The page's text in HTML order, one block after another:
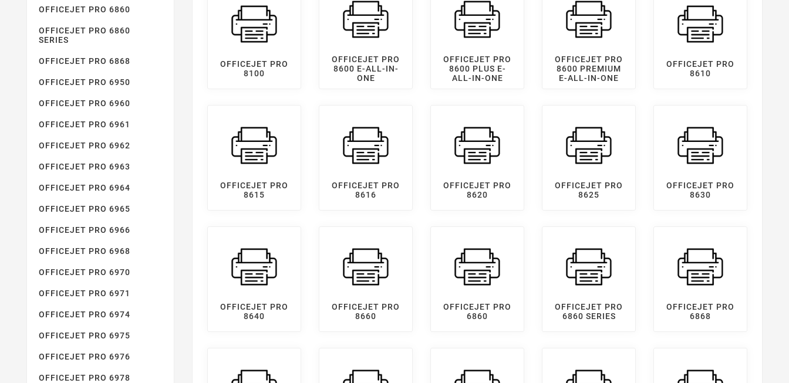
OFFICEJET PRO 6860
OFFICEJET PRO 6860
SERIES
OFFICEJET PRO 6868
OFFICEJET PRO 6950
OFFICEJET PRO 6960
OFFICEJET PRO 6961
OFFICEJET PRO 6962
OFFICEJET PRO 6963
OFFICEJET PRO 6964
OFFICEJET PRO 6965
OFFICEJET PRO 6966
OFFICEJET PRO 6968
OFFICEJET PRO 6970
OFFICEJET PRO 6971
OFFICEJET PRO 6974
OFFICEJET PRO 6975
OFFICEJET PRO 6976
OFFICEJET PRO 6978
OFFICEJET PRO
8100
OFFICEJET PRO
8600 E-ALL-IN-
ONE
OFFICEJET PRO
8600 PLUS E-
ALL-IN-ONE
OFFICEJET PRO
8600 PREMIUM
E-ALL-IN-ONE
OFFICEJET PRO
8610
OFFICEJET PRO
8615
OFFICEJET PRO
8616
OFFICEJET PRO
8620
OFFICEJET PRO
8625
OFFICEJET PRO
8630
OFFICEJET PRO
8640
OFFICEJET PRO
8660
OFFICEJET PRO
6860
OFFICEJET PRO
6860 SERIES
OFFICEJET PRO
6868